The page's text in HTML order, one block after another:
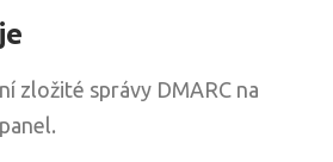
zložité správy DMARC na